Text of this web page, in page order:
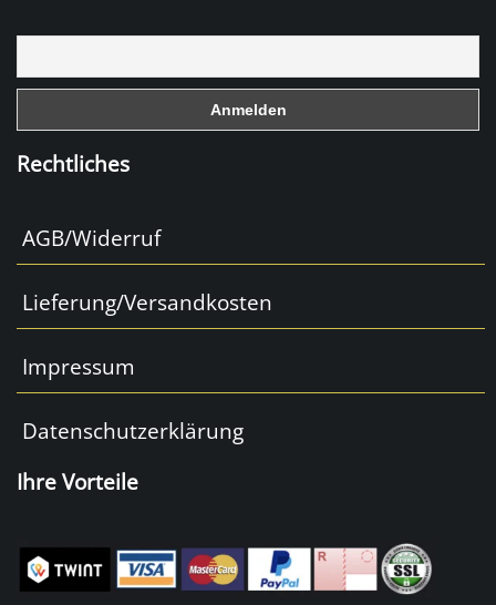
o
o
Rechtliches
AGB/Widerruf
Lieferung/Versandkosten
Impressum
Datenschutzerklärung
Ihre Vorteile